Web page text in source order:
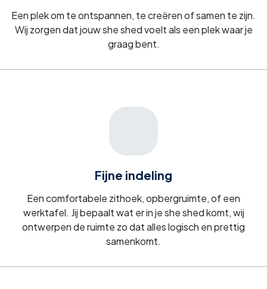
Een plek om te ontspannen, te creëren of samen te zijn.
Wij zorgen dat jouw she shed voelt als een plek waar je
graag bent.
Fijne indeling
Een comfortabele zithoek, opbergruimte, of een
werktafel. Jij bepaalt wat er in je she shed komt, wij
ontwerpen de ruimte zo dat alles logisch en prettig
samenkomt.